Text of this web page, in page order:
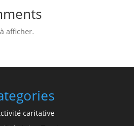
afficher.
caritative